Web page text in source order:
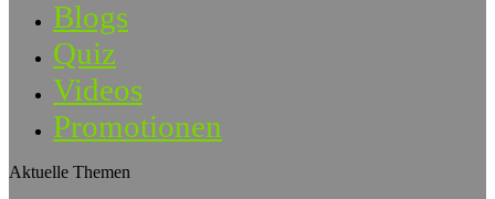
Blogs
Quiz
Videos
Promotionen
Aktuelle Themen